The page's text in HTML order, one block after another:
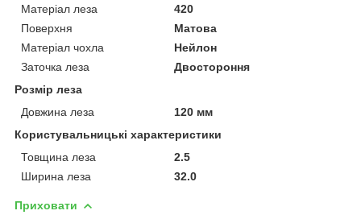
Матеріал леза
420
Поверхня
Матова
Матеріал чохла
Нейлон
Заточка леза
Двостороння
Розмір леза
Довжина леза
120 мм
Користувальницькі характеристики
Товщина леза
2.5
Ширина леза
32.0
Приховати